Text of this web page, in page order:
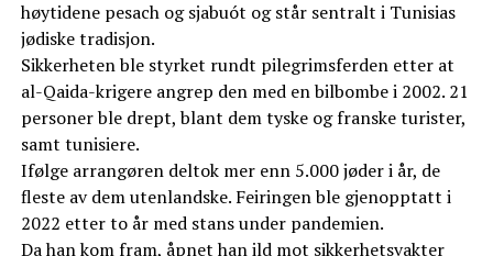
høytidene pesach og sjabuót og står sentralt i Tunisias
jødiske tradisjon.
Sikkerheten ble styrket rundt pilegrimsferden etter at
al-Qaida-krigere angrep den med en bilbombe i 2002. 21
personer ble drept, blant dem tyske og franske turister,
samt tunisiere.
Ifølge arrangøren deltok mer enn 5.000 jøder i år, de
fleste av dem utenlandske. Feiringen ble gjenopptatt i
2022 etter to år med stans under pandemien.
Da han kom fram, åpnet han ild mot sikkerhetsvakter